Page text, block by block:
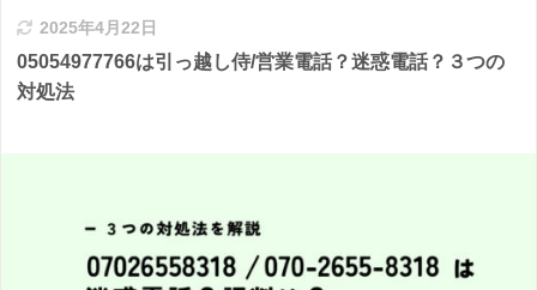
2025年4月22日
05054977766は引っ越し侍/営業電話？迷惑電話？３つの
対処法